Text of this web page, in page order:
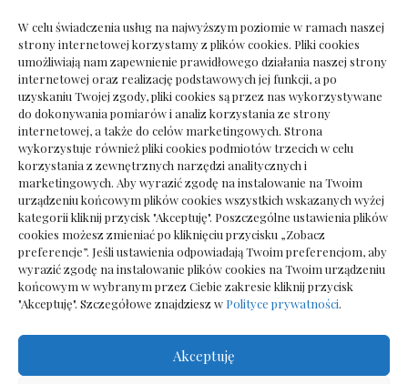
W celu świadczenia usług na najwyższym poziomie w ramach naszej
strony internetowej korzystamy z plików cookies. Pliki cookies
umożliwiają nam zapewnienie prawidłowego działania naszej strony
internetowej oraz realizację podstawowych jej funkcji, a po
uzyskaniu Twojej zgody, pliki cookies są przez nas wykorzystywane
do dokonywania pomiarów i analiz korzystania ze strony
internetowej, a także do celów marketingowych. Strona
wykorzystuje również pliki cookies podmiotów trzecich w celu
korzystania z zewnętrznych narzędzi analitycznych i
marketingowych. Aby wyrazić zgodę na instalowanie na Twoim
urządzeniu końcowym plików cookies wszystkich wskazanych wyżej
kategorii kliknij przycisk "Akceptuję". Poszczególne ustawienia plików
cookies możesz zmieniać po kliknięciu przycisku „Zobacz
preferencje”. Jeśli ustawienia odpowiadają Twoim preferencjom, aby
wyrazić zgodę na instalowanie plików cookies na Twoim urządzeniu
końcowym w wybranym przez Ciebie zakresie kliknij przycisk
"Akceptuję". Szczegółowe znajdziesz w Polityce prywatności.
Akceptuję
Deska podłogowa do salonu: jak wybrać bez
pośpiechu